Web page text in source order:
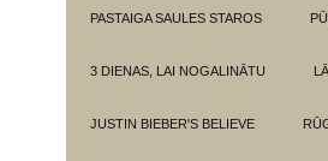
PASTAIGA SAULES STAROS
3 DIENAS, LAI NOGALINĀTU
JUSTIN BIEBER'S BELIEVE